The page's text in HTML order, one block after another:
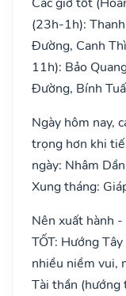
(23h-1h):
Đường, Canh
11h): Bảo
Đường, Bính
Ngày hôm nay,
trọng hơn khi
ngày: Nhâm
Xung tháng:
Nên xuất hành
TỐT: Hướng
nhiều niềm vui,
Tài thần (hướng